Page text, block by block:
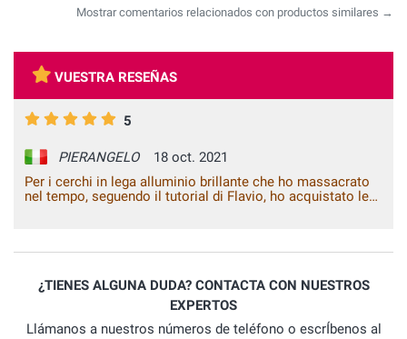
Mostrar comentarios relacionados con productos similares →
VUESTRA RESEÑAS
5
PIERANGELO
18 oct. 2021
Per i cerchi in lega alluminio brillante che ho massacrato
nel tempo, seguendo il tutorial di Flavio, ho acquistato le
state confermate: ottimi prodotti. Vi faccio i miei
carrozzeria non esiteró a contattarvi. Buon lavoro.
¿TIENES ALGUNA DUDA? CONTACTA CON NUESTROS
EXPERTOS
Llámanos a nuestros números de teléfono o escrÍbenos al